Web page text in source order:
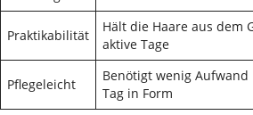
Praktikabilität
Hält die Haare aus dem
aktive Tage
Pflegeleicht
Benötigt wenig
Tag in Form